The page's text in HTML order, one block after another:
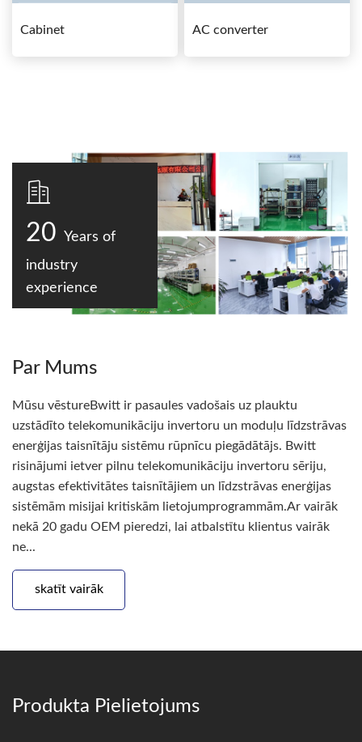
Cabinet AC converter
20 Years of
industry
experience
Par Mums
Mūsu vēstureBwitt ir pasaules vadošais uz plauktu
uzstādīto telekomunikāciju invertoru un moduļu līdzstrāvas
enerģijas taisnītāju sistēmu rūpnīcu piegādātājs. Bwitt
risinājumi ietver pilnu telekomunikāciju invertoru sēriju,
augstas efektivitātes taisnītājiem un līdzstrāvas enerģijas
sistēmām misijai kritiskām lietojumprogrammām.Ar vairāk
nekā 20 gadu OEM pieredzi, lai atbalstītu klientus vairāk
ne...
skatīt vairāk
Produkta Pielietojums